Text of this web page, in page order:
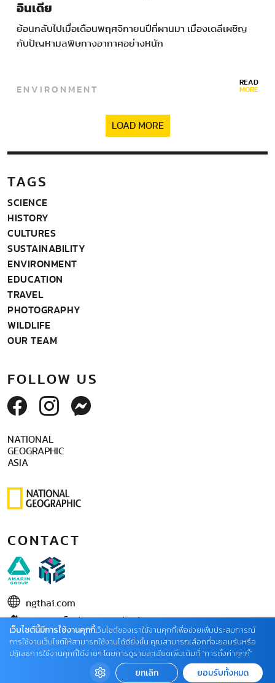
อินเดีย
ย้อนกลับไปเมื่อเดือนพฤศจิกายนปีที่ผานมา เมืองเดลีเผชิญ
กับปัญหามลพิษทางอากาศอย่างหนัก
ENVIRONMENT READ
MORE
LOAD MORE
TAGS
SCIENCE
HISTORY
CULTURES
SUSTAINABILITY
ENVIRONMENT
EDUCATION
TRAVEL
PHOTOGRAPHY
WILDLIFE
OUR TEAM
FOLLOW US
NATIONAL
GEOGRAPHIC
ASIA
CONTACT
ngthai.com
ในเครือ บริษัท อมรินทร์ คอร์เปอเรชั่นส์ จำกัด (มหาชน)
02 422 9999 ต่อ 4220
ติดต่อแจ้งปัญหาหรือร้องเรียน
เว็บไซต์นี้มีการใช้งานคุกกี้เว็บไซต์ของเราใช้งานคุกกี้เพื่อช่วยเพิ่มประสบการณ์
การใช้งานเว็บไซต์ให้สามารถใช้งานได้ดียิ่งขึ้น คุณสามารถเลือกที่จะยอมรับหรือ
ปฏิเสธการใช้งานคุกกี้ได้ง่ายๆ โดยการดูรายละเอียดเพิ่มเติมที่ “การตั้งค่าคุกกี้”
ยกเลิก ยอมรับทั้งหมด